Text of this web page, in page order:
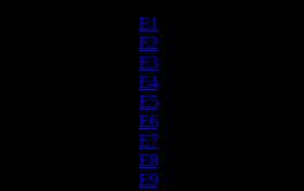
E1
E2
E3
E4
E5
E6
E7
E8
E9